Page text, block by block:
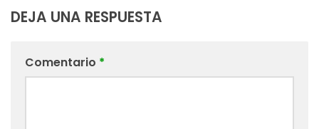
DEJA UNA RESPUESTA
Comentario *